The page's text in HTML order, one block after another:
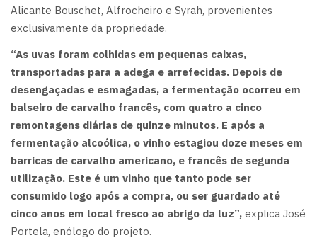
Alicante Bouschet, Alfrocheiro e Syrah, provenientes
exclusivamente da propriedade.
“As uvas foram colhidas em pequenas caixas,
transportadas para a adega e arrefecidas. Depois de
desengaçadas e esmagadas, a fermentação ocorreu em
balseiro de carvalho francês, com quatro a cinco
remontagens diárias de quinze minutos. E após a
fermentação alcoólica, o vinho estagiou doze meses em
barricas de carvalho americano, e francês de segunda
utilização. Este é um vinho que tanto pode ser
consumido logo após a compra, ou ser guardado até
cinco anos em local fresco ao abrigo da luz”, explica José
Portela, enólogo do projeto.